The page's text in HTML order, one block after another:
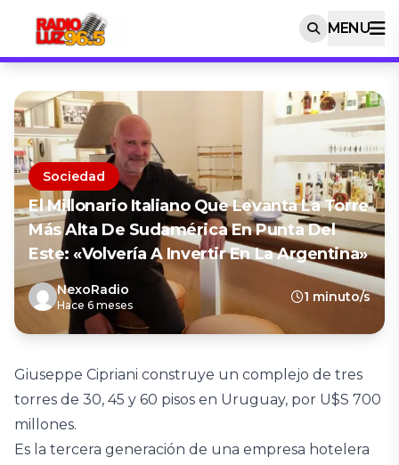
MENU
Sociedad
El Millonario Italiano Que Levanta La Torre
Más Alta De Sudamérica En Punta Del
Este: «Volvería A Invertir En La Argentina»
NexoRadio
Hace 6 meses
1 minuto/s
Giuseppe Cipriani construye un complejo de tres
torres de 30, 45 y 60 pisos en Uruguay, por U$S 700
millones.
Es la tercera generación de una empresa hotelera